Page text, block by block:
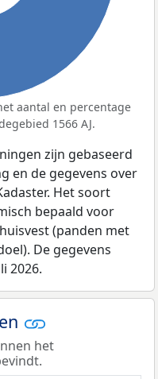
aantal en percentage
1566 AJ.
zijn gebaseerd
en de gegevens over
Het soort
bepaald voor
(panden met
De gegevens
2026.
het